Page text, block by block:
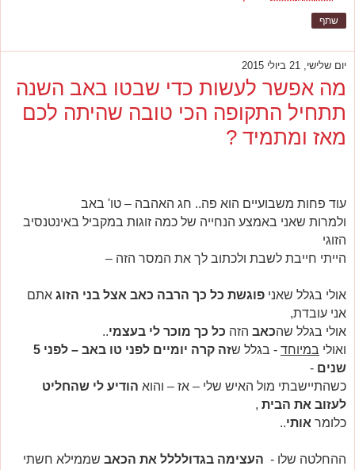
שתף
יום שלישי, 21 ביולי 2015
מה אפשר לעשות כדי שבטו באב השנה
תתחיל התקופה הכי טובה שהיתה לכם
מאז ומתמיד ?
עוד פחות משבועיים הוא פה.. חג האהבה – טו' באב
ולמרות שאני באמצע הנחייה של כמה זוגות במקביל באינטנסיב
הזוגי
הייתי חייבת לשבת ולכתוב לך את המסר הזה –
אולי בגלל שאני פוגשת כל כך הרבה כאב אצל בני הזוג אתם
אני עובדת,
אולי בגלל שהכאב הזה כל כך מוכר לי בעצמי..
ואולי במיוחד - בגלל ש
זה קרה יומיים לפני טו באב – לפני 5
שנים -
כשהתיישבתי מול האיש שלי – אז – והוא הודיע לי שהחליט
לעזוב את הבית ,
כלומר אותי..
ההחלטה שלו - העצימה בגדולללל את הכאב שממילא חשתי